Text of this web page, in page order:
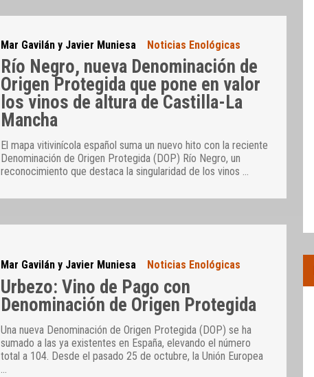
Mar Gavilán y Javier Muniesa Noticias Enológicas
Río Negro, nueva Denominación de
Origen Protegida que pone en valor
los vinos de altura de Castilla-La
Mancha
El mapa vitivinícola español suma un nuevo hito con la reciente
Denominación de Origen Protegida (DOP) Río Negro, un
reconocimiento que destaca la singularidad de los vinos …
Mar Gavilán y Javier Muniesa Noticias Enológicas
Urbezo: Vino de Pago con
Denominación de Origen Protegida
Una nueva Denominación de Origen Protegida (DOP) se ha
sumado a las ya existentes en España, elevando el número
total a 104. Desde el pasado 25 de octubre, la Unión Europea
…